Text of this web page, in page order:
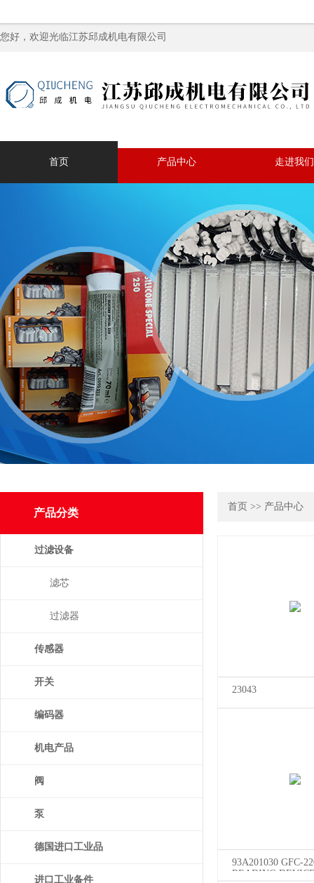
您好，欢迎光临江苏邱成机电有限公司
首页 产品中心 走进我们
产品分类
过滤设备
滤芯
过滤器
传感器
开关
编码器
机电产品
阀
泵
德国进口工业品
进口工业备件
首页 >> 产品中心
23043
93A201030 GFC-
READING